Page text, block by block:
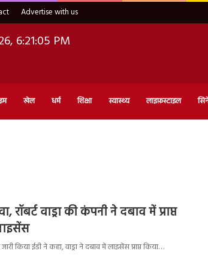
Advertise with us
6:21:06 PM
खेल धर्म शिक्षा स्वास्थ्य लाइफ़स्टाइल
रॉबर्ट वाड्रा की कंपनी ने दबाव में प्राप्त
किया ईडी ने कहा, वाड्रा ने दबाव में लाइसेंस प्राप्त किया…